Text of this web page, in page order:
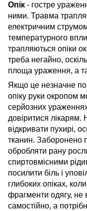
Опік - гостре
ними. Травма
електричним
температурного
трапляються опіки
треба негайно,
площа ураження, а
Якщо це незначне
опіку руки окропом
серйозних
довіритися лікарям.
відкривати пухирі,
тканин. Заборонено
обробляти рану
спиртовмісними
посилити біль і
глибоких опіках,
фрагменти одягу, не
самостійно, а